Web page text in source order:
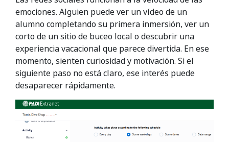
emociones. Alguien puede ver un vídeo de un
alumno completando su primera inmersión, ver un
corto de un sitio de buceo local o descubrir una
experiencia vacacional que parece divertida. En ese
momento, sienten curiosidad y motivación. Si el
siguiente paso no está claro, ese interés puede
desaparecer rápidamente.